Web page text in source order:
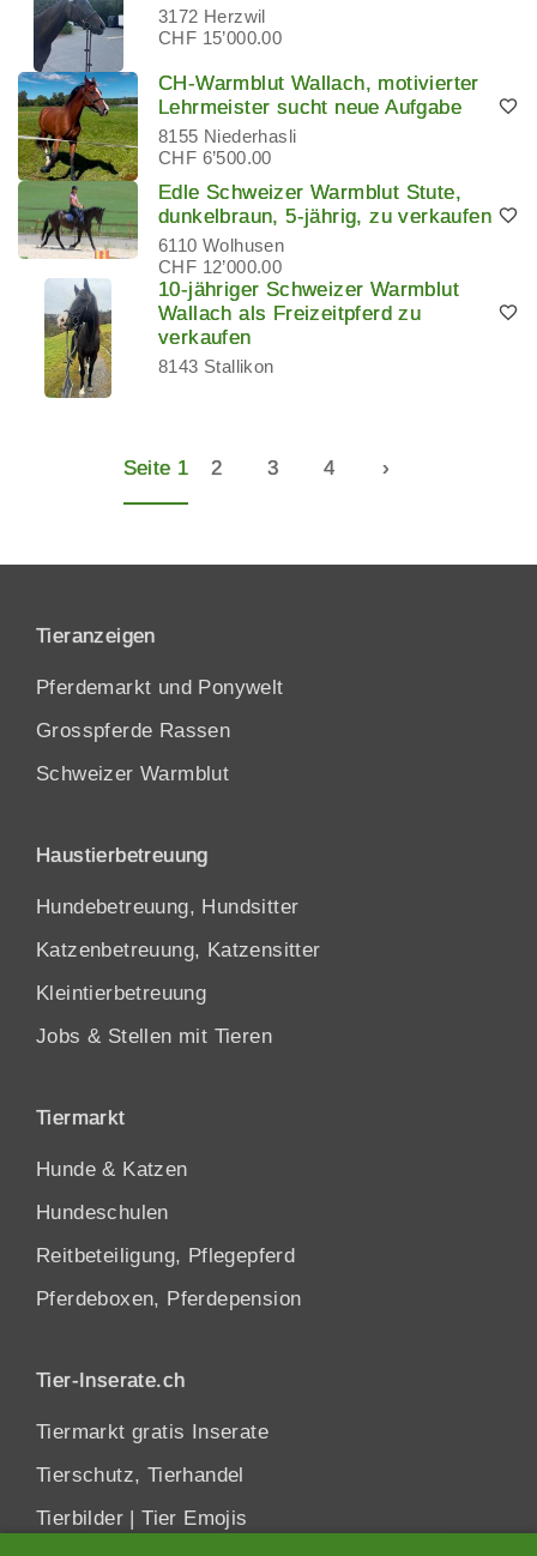
3172 Herzwil
CHF 15’000.00
CH-Warmblut Wallach, motivierter
Lehrmeister sucht neue Aufgabe
8155 Niederhasli
CHF 6’500.00
Edle Schweizer Warmblut Stute,
dunkelbraun, 5-jährig, zu verkaufen
6110 Wolhusen
CHF 12’000.00
10-jähriger Schweizer Warmblut
Wallach als Freizeitpferd zu
verkaufen
8143 Stallikon
Seite 1 2 3 4 ›
Tieranzeigen
Pferdemarkt und Ponywelt
Grosspferde Rassen
Schweizer Warmblut
Haustierbetreuung
Hundebetreuung, Hundsitter
Katzenbetreuung, Katzensitter
Kleintierbetreuung
Jobs & Stellen mit Tieren
Tiermarkt
Hunde & Katzen
Hundeschulen
Reitbeteiligung, Pflegepferd
Pferdeboxen, Pferdepension
Tier-Inserate.ch
Tiermarkt gratis Inserate
Tierschutz, Tierhandel
Tierbilder |Tier Emojis